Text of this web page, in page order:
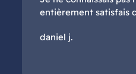
entièrement satisfais
daniel j.